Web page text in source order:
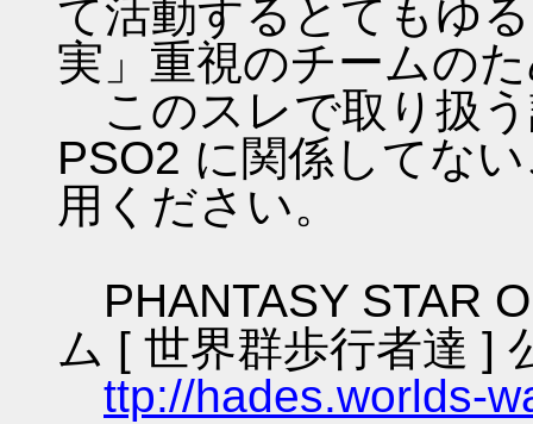
て活動するとてもゆ
実」重視のチームの
このスレで取り扱
PSO2 に関係してな
用ください。
PHANTASY STAR
ム [ 世界群歩行者達 ]
ttp://hades.worlds-